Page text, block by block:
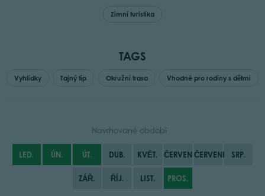
Zimní turistika
TAGS
Vyhlídky Tajný tip Okružní trasa Vhodné pro rodiny s dětmi
Navrhované období
LED. ÚN. ÚT. DUB. KVĚT. ČERVEN ČERVENECSRP.
ZÁŘ. ŘÍJ. LIST. PROS.